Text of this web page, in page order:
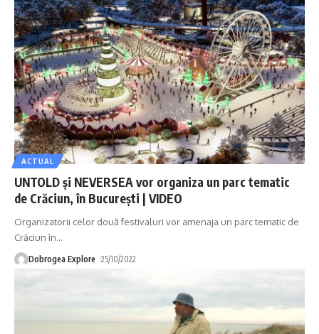
ACTUAL
UNTOLD și NEVERSEA vor organiza un parc tematic
de Crăciun, în București | VIDEO
Organizatorii celor două festivaluri vor amenaja un parc tematic de
Crăciun în…
Dobrogea Explore 25/10/2022